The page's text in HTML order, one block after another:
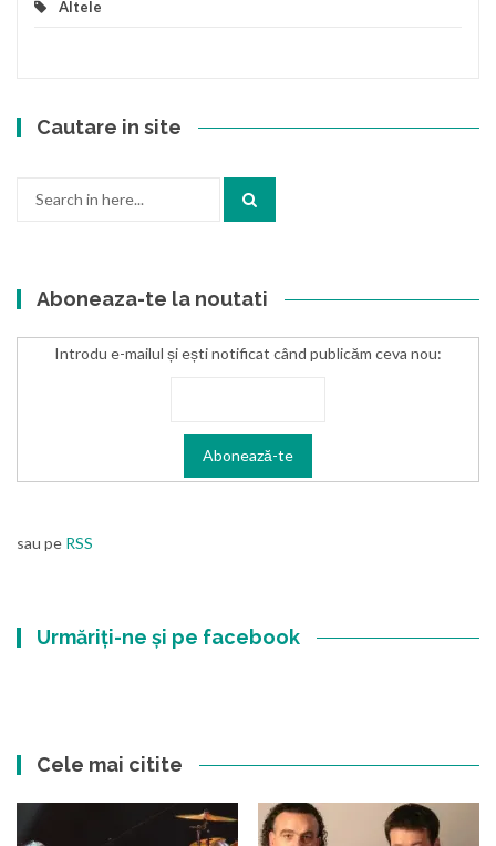
Altele
Cautare in site
Aboneaza-te la noutati
Introdu e-mailul și ești notificat când publicăm ceva nou:
sau pe RSS
Urmăriți-ne și pe facebook
Cele mai citite